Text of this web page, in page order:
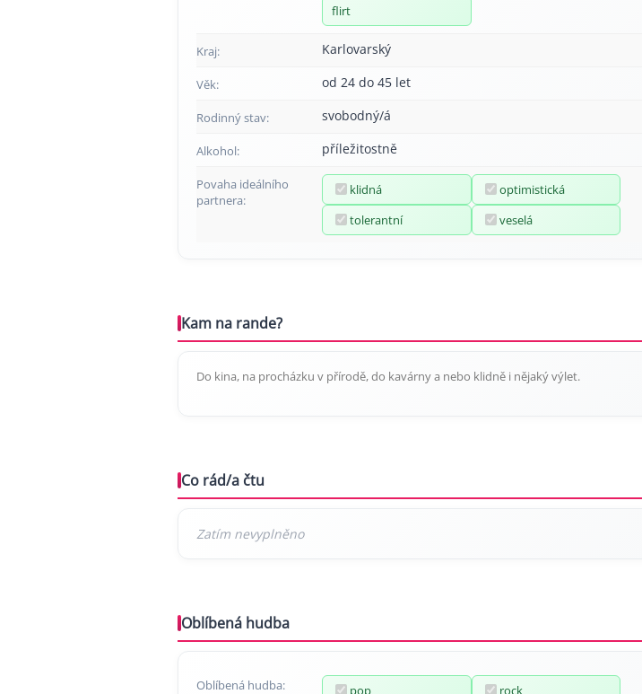
flirt
Kraj: Karlovarský
Věk: od 24 do 45 let
Rodinný stav: svobodný/á
Alkohol: příležitostně
Povaha ideálního
partnera:
klidná
optimistická
tolerantní
veselá
Kam na rande?
Do kina, na procházku v přírodě, do kavárny a nebo klidně i nějaký výlet.
Co rád/a čtu
Oblíbená hudba
Oblíbená hudba: pop rock